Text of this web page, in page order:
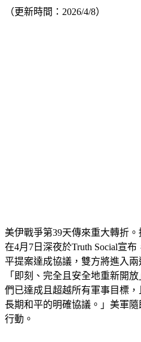
美伊戰爭第39天傳來重大轉折。
在4月7日深夜於Truth Social宣
平提案達成協議，雙方將進入
「即刻、完全且安全地重新開
們已達成且超越所有軍事目標
長期和平的明確協議。」美軍隨